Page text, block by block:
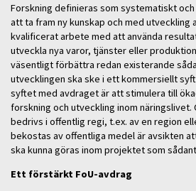
Forskning definieras som systematiskt
att ta fram ny kunskap och med utveckling
kvalificerat arbete med att använda
utveckla nya varor, tjänster eller
väsentligt förbättra redan existerande
utvecklingen ska ske i ett kommersiellt
syftet med avdraget är att stimulera till
forskning och utveckling inom
bedrivs i offentlig regi, t.ex. av en region
bekostas av offentliga medel är avsikten
ska kunna göras inom projektet som
Ett förstärkt FoU-avdrag